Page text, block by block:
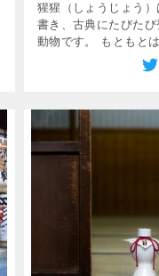
猩猩（しょうじょう
書き、古典にたびた
動物です。 もともと
の動物であり、体は
のの朱色の長い体毛
いて、人間の言葉 […]